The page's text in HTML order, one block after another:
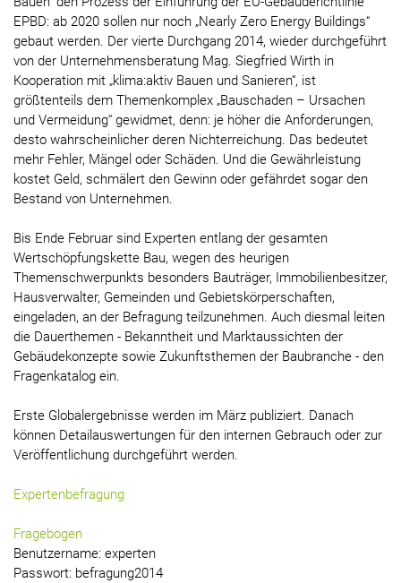
EPBD: ab 2020 sollen nur noch „Nearly Zero Energy Buildings“
gebaut werden. Der vierte Durchgang 2014, wieder durchgeführt
von der Unternehmensberatung Mag. Siegfried Wirth in
Kooperation mit „klima:aktiv Bauen und Sanieren“, ist
größtenteils dem Themenkomplex „Bauschaden – Ursachen
und Vermeidung“ gewidmet, denn: je höher die Anforderungen,
desto wahrscheinlicher deren Nichterreichung. Das bedeutet
mehr Fehler, Mängel oder Schäden. Und die Gewährleistung
kostet Geld, schmälert den Gewinn oder gefährdet sogar den
Bestand von Unternehmen.
Bis Ende Februar sind Experten entlang der gesamten
Wertschöpfungskette Bau, wegen des heurigen
Themenschwerpunkts besonders Bauträger, Immobilienbesitzer,
Hausverwalter, Gemeinden und Gebietskörperschaften,
eingeladen, an der Befragung teilzunehmen. Auch diesmal leiten
die Dauerthemen - Bekanntheit und Marktaussichten der
Gebäudekonzepte sowie Zukunftsthemen der Baubranche - den
Fragenkatalog ein.
Erste Globalergebnisse werden im März publiziert. Danach
können Detailauswertungen für den internen Gebrauch oder zur
Veröffentlichung durchgeführt werden.
Expertenbefragung
Fragebogen
Benutzername: experten
Passwort: befragung2014